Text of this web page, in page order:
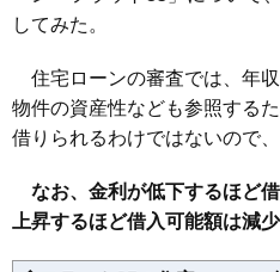
してみた。
住宅ローンの審査では、年収
物件の資産性なども参照する
借りられるわけではないので
なお、金利が低下するほど
上昇するほど借入可能額は減少